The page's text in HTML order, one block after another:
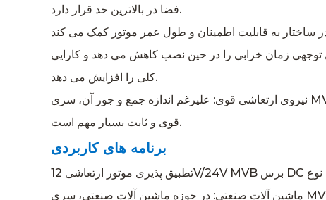
فضا در بالاترین حد قرار دارد.
زمان خرابی را در حین نصب کاهش می دهد و کارایی
کلی را افزایش می دهد.
نیروی ارتعاشی قوی: علیرغم اندازه جمع و جور آن، سری MVB از نظر نیروی ارتعاشی ضربه قدرتمندی دارد. این ویژگی آن را به انتخابی ارجح در سناریوهایی تبدیل می کند که در آن ارتعاش
قوی و ثابت بسیار مهم است.
برنامه های کاربردی